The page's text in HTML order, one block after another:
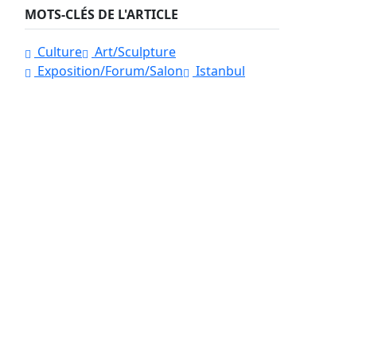
MOTS-CLÉS DE L'ARTICLE
Culture
Art/Sculpture
Exposition/Forum/Salon
Istanbul